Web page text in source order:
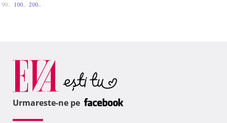
90.. 100.. 200..
Urmareste-ne pe